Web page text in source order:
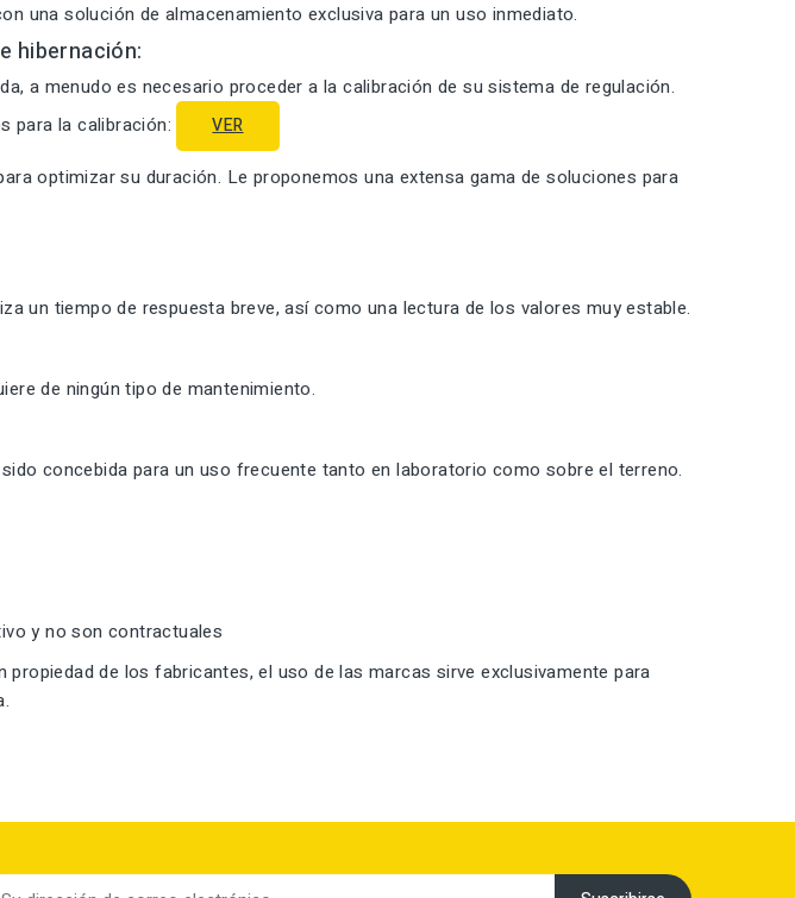
una solución de almacenamiento exclusiva para un uso inmediato.
hibernación:
a menudo es necesario proceder a la calibración de su sistema de regulación.
para la calibración:
VER
optimizar su duración. Le proponemos una extensa gama de soluciones para
un tiempo de respuesta breve, así como una lectura de los valores muy estable.
de ningún tipo de mantenimiento.
concebida para un uso frecuente tanto en laboratorio como sobre el terreno.
y no son contractuales
de los fabricantes, el uso de las marcas sirve exclusivamente para